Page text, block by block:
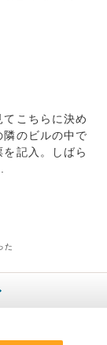
こちらに決め
隣のビルの中で
記入。しばら
た